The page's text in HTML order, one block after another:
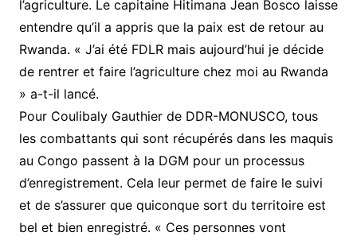
l’agriculture. Le capitaine Hitimana Jean Bosco laisse
entendre qu’il a appris que la paix est de retour au
Rwanda. « J’ai été FDLR mais aujourd’hui je décide
de rentrer et faire l’agriculture chez moi au Rwanda
» a-t-il lancé.
Pour Coulibaly Gauthier de DDR-MONUSCO, tous
les combattants qui sont récupérés dans les maquis
au Congo passent à la DGM pour un processus
d’enregistrement. Cela leur permet de faire le suivi
et de s’assurer que quiconque sort du territoire est
bel et bien enregistré. « Ces personnes vont